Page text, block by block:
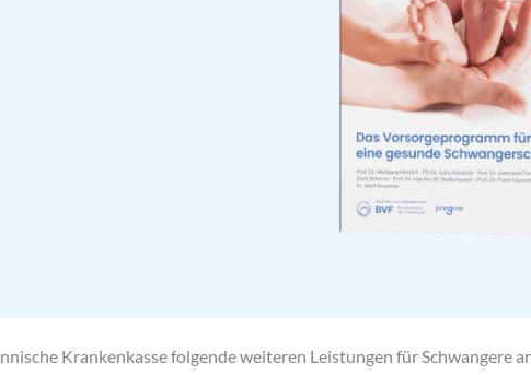
Krankenkasse folgende weiteren Leistungen für Schwangere